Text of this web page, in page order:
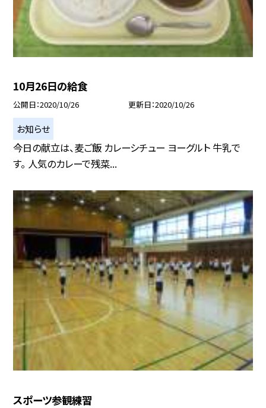
10月26日の給食
公開日 2020/10/26 更新日 2020/10/26
お知らせ
今日の献立は、麦ご飯 カレーシチュー ヨーグルト 牛乳で
す。 人気のカレーで残菜...
スポーツ参観練習